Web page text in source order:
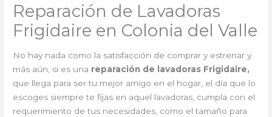
Reparación de Lavadoras
Frigidaire en Colonia del Valle
No hay nada como la satisfacción de comprar y estrenar y
más aún, si es una reparación de lavadoras Frigidaire,
que llega para ser tu mejor amigo en el hogar, el día que lo
escoges siempre te fijas en aquel lavadoras, cumpla con el
requerimiento de tus necesidades, como el tamaño para